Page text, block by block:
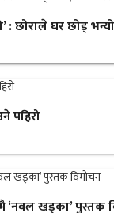
: छोराले घर छोड्
पहिरो
‘नवल खड्का’ पुस्तक